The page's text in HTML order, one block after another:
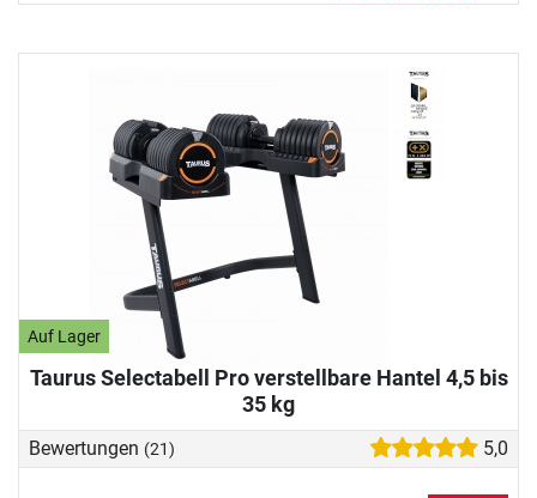
Auf Lager
Taurus Selectabell Pro verstellbare Hantel 4,5 bis
35 kg
Bewertungen (21) 5,0